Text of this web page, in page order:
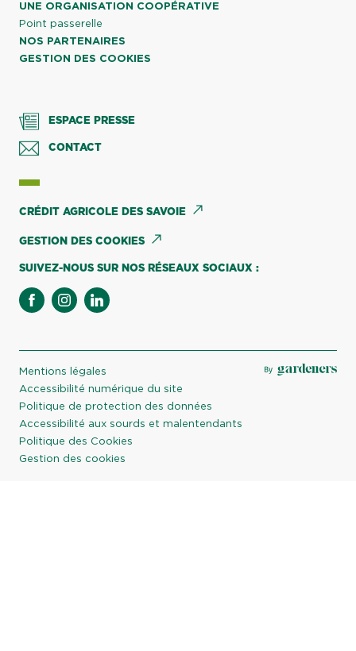
UNE ORGANISATION COOPÉRATIVE
Point passerelle
NOS PARTENAIRES
GESTION DES COOKIES
ESPACE PRESSE
CONTACT
CRÉDIT AGRICOLE DES SAVOIE
GESTION DES COOKIES
SUIVEZ-NOUS SUR NOS RÉSEAUX SOCIAUX :
facebookinstagramlinkedin
Mentions légales
Accessibilité numérique du site
Politique de protection des données
Accessibilité aux sourds et malentendants
Politique des Cookies
Gestion des cookies